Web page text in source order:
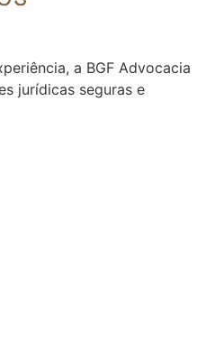
a BGF Advocacia
jurídicas seguras e